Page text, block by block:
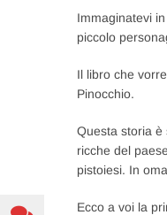
Immaginatevi
piccolo
Il libro che
Pinocchio.
Questa storia è
ricche del
pistoiesi. In
Ecco a voi la